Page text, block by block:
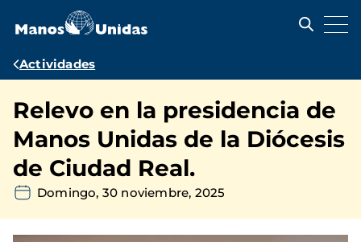
contenido
Ruta
navegación
Actividades
Relevo en la presidencia de
Manos Unidas de la Diócesis
de Ciudad Real.
Domingo, 30 noviembre, 2025